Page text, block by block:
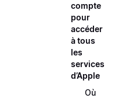
compte
pour
accéder
à tous
les
services
d’Apple
Où